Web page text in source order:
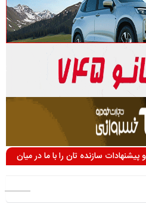
سازنده تان را با ما در میان